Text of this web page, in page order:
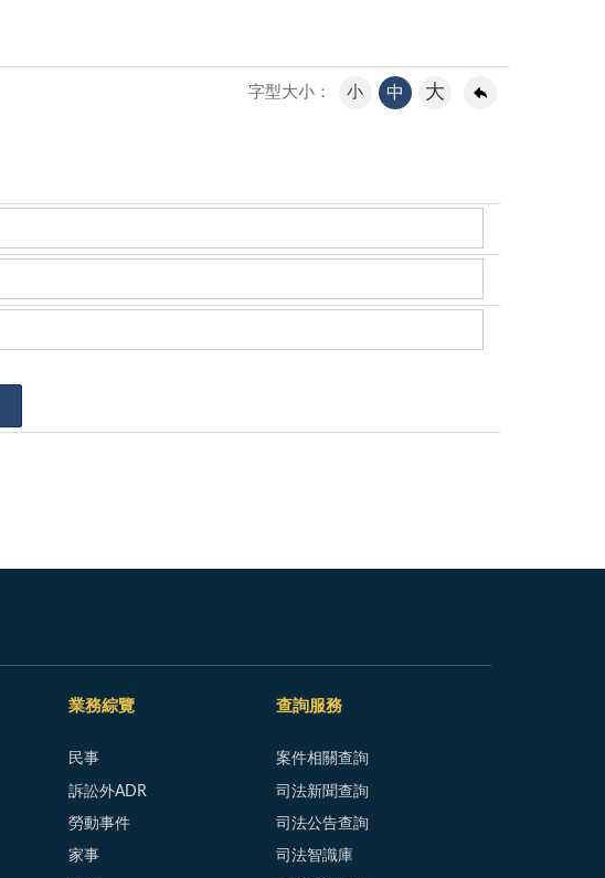
字型大小： 小 中 大
業務綜覽
民事
訴訟外ADR
勞動事件
家事
查詢服務
案件相關查詢
司法新聞查詢
司法公告查詢
司法智識庫